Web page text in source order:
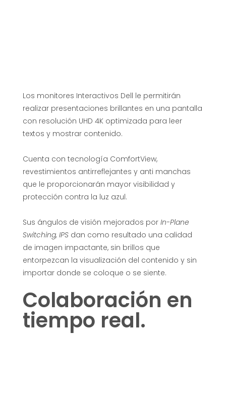
v
e
l
:
M
o
n
i
t
o
Los monitores Interactivos Dell le permitirán
realizar presentaciones brillantes en una pantalla
con resolución UHD 4K optimizada para leer
textos y mostrar contenido.
Cuenta con tecnología ComfortView,
revestimientos antirreflejantes y anti manchas
que le proporcionarán mayor visibilidad y
protección contra la luz azul.
Sus ángulos de visión mejorados por In-Plane
Switching, IPS dan como resultado una calidad
de imagen impactante, sin brillos que
entorpezcan la visualización del contenido y sin
importar donde se coloque o se siente.
Colaboración en
tiempo real.